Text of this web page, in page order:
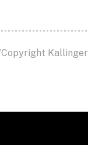
Kallinger